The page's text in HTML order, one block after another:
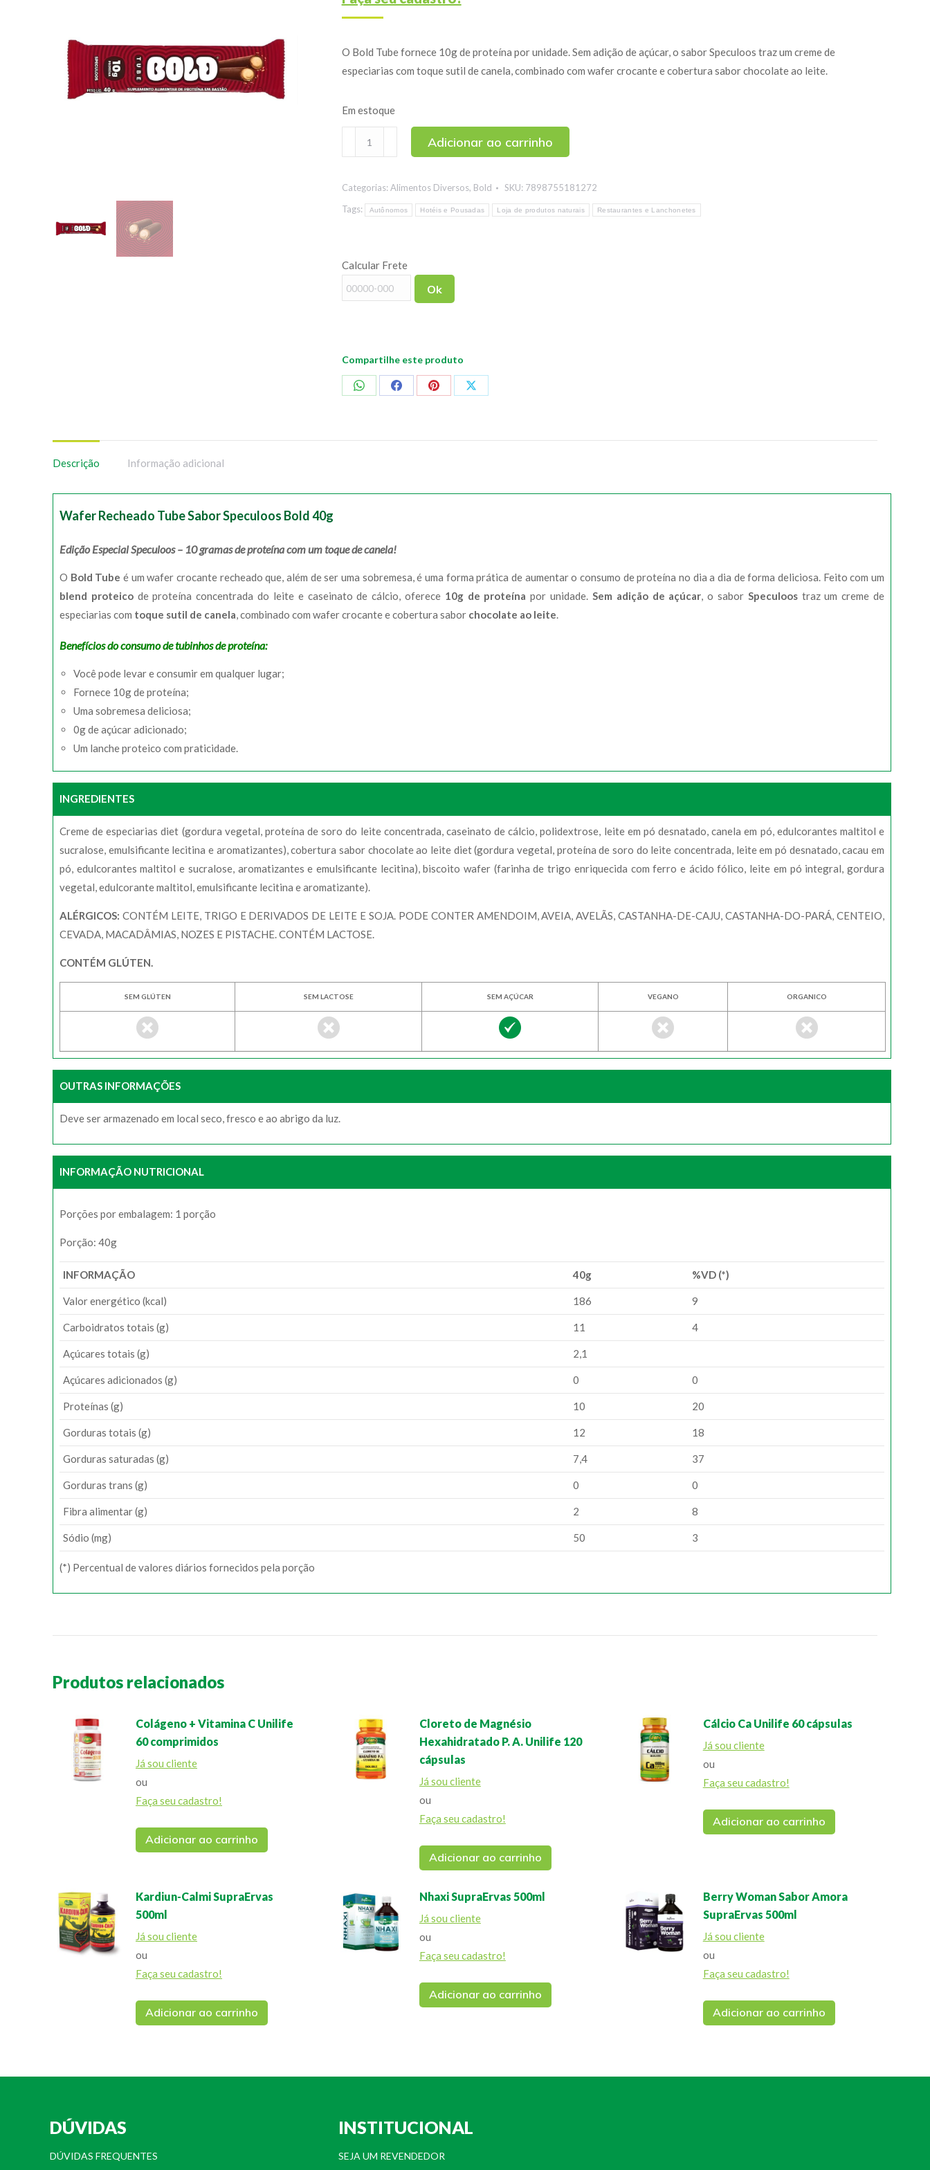
O Bold Tube fornece 10g de proteína por unidade. Sem adição de açúcar, o sabor Speculoos traz um creme de
especiarias com toque sutil de canela, combinado com wafer crocante e cobertura sabor chocolate ao leite.
Em estoque
Recheado
Sabor
Speculoos
quantidade
Adicionar ao carrinho
Categorias: Alimentos Diversos, Bold SKU: 7898755181272
Tags:
Autônomos Hotéis e Pousadas Loja de produtos naturais Restaurantes e Lanchonetes
Calcular Frete
Ok
Compartilhe este produto
CompartilharCompartilharCompartilharCompartilhar
Descrição Informação adicional
Wafer Recheado Tube Sabor Speculoos Bold 40g
Edição Especial Speculoos – 10 gramas de proteína com um toque de canela!
O Bold Tube é um wafer crocante recheado que, além de ser uma sobremesa, é uma forma prática de aumentar o consumo de proteína no dia a dia de forma deliciosa. Feito com um
blend proteicode proteína concentrada do leite e caseinato de cálcio, oferece 10g de proteína por unidade. Sem adição de açúcar, o sabor Speculoostraz um creme de
especiarias com toque sutil de canela, combinado com wafer crocante e cobertura sabor chocolate ao leite.
Benefícios do consumo de tubinhos de proteína:
Você pode levar e consumir em qualquer lugar;
Fornece 10g de proteína;
Uma sobremesa deliciosa;
0g de açúcar adicionado;
Um lanche proteico com praticidade.
INGREDIENTES
Creme de especiarias diet (gordura vegetal, proteína de soro do leite concentrada, caseinato de cálcio, polidextrose, leite em pó desnatado, canela em pó, edulcorantes maltitol e
sucralose, emulsificante lecitina e aromatizantes), cobertura sabor chocolate ao leite diet (gordura vegetal, proteína de soro do leite concentrada, leite em pó desnatado, cacau em
pó, edulcorantes maltitol e sucralose, aromatizantes e emulsificante lecitina), biscoito wafer (farinha de trigo enriquecida com ferro e ácido fólico, leite em pó integral, gordura
vegetal, edulcorante maltitol, emulsificante lecitina e aromatizante).
ALÉRGICOS: CONTÉM LEITE, TRIGO E DERIVADOS DE LEITE E SOJA. PODE CONTER AMENDOIM, AVEIA, AVELÃS, CASTANHA-DE-CAJU, CASTANHA-DO-PARÁ, CENTEIO,
CEVADA, MACADÂMIAS, NOZES E PISTACHE. CONTÉM LACTOSE.
CONTÉM GLÚTEN.
SEM GLÚTEN SEM LACTOSE SEM AÇÚCAR VEGANO ORGANICO
OUTRAS INFORMAÇÕES
Deve ser armazenado em local seco, fresco e ao abrigo da luz.
INFORMAÇÃO NUTRICIONAL
Porções por embalagem: 1 porção
Porção: 40g
INFORMAÇÃO 40g %VD (*)
Valor energético (kcal) 186 9
Carboidratos totais (g) 11 4
Açúcares totais (g) 2,1
Açúcares adicionados (g) 0 0
Proteínas (g) 10 20
Gorduras totais (g) 12 18
Gorduras saturadas (g) 7,4 37
Gorduras trans (g) 0 0
Fibra alimentar (g) 2 8
Sódio (mg) 50 3
(*) Percentual de valores diários fornecidos pela porção
Produtos relacionados
Colágeno + Vitamina C Unilife
60 comprimidos
Já sou cliente
ou
Faça seu cadastro!
Adicionar ao carrinho
Cloreto de Magnésio
Hexahidratado P. A. Unilife 120
cápsulas
Já sou cliente
ou
Faça seu cadastro!
Adicionar ao carrinho
Cálcio Ca Unilife 60 cápsulas
Já sou cliente
ou
Faça seu cadastro!
Adicionar ao carrinho
Kardiun-Calmi SupraErvas
500ml
Já sou cliente
ou
Faça seu cadastro!
Adicionar ao carrinho
Nhaxi SupraErvas 500ml
Já sou cliente
ou
Faça seu cadastro!
Adicionar ao carrinho
Berry Woman Sabor Amora
SupraErvas 500ml
Já sou cliente
ou
Faça seu cadastro!
Adicionar ao carrinho
DÚVIDAS
DÚVIDAS FREQUENTES
INSTITUCIONAL
SEJA UM REVENDEDOR